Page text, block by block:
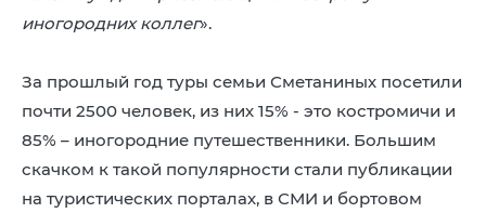
иногородних коллег».
За прошлый год туры семьи Сметаниных посетили
почти 2500 человек, из них 15% - это костромичи и
85% – иногородние путешественники. Большим
скачком к такой популярности стали публикации
на туристических порталах, в СМИ и бортовом